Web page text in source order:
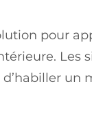
pour
Les
un